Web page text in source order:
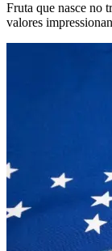
Fruta que nasce no
valores